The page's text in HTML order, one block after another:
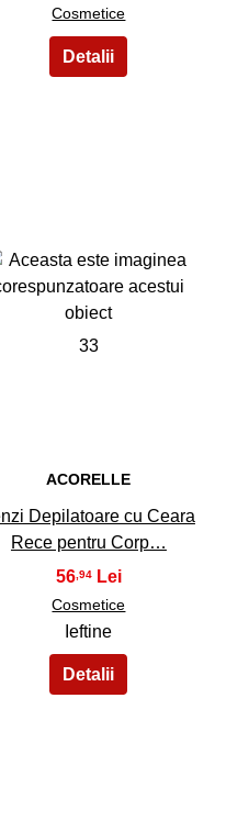
Cosmetice
33
ACORELLE
Depilatoare cu Ceara
Rece pentru Corp…
56,94
Cosmetice
Ieftine